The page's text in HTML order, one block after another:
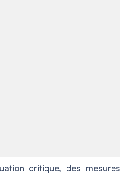
critique, des mesures